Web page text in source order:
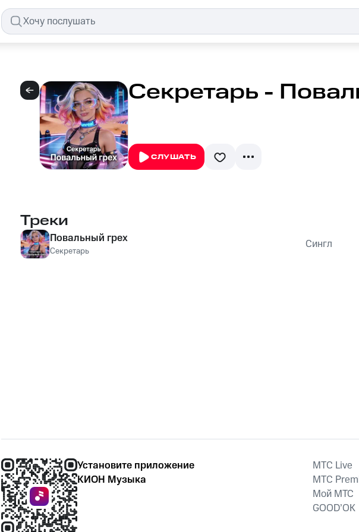
Секретарь -
СЛУШАТЬ
Треки
Повальный грех
Секретарь Сингл
Установите приложение
КИОН Музыка
MTС Live
MTС
Мой МТС
GOOD’OK